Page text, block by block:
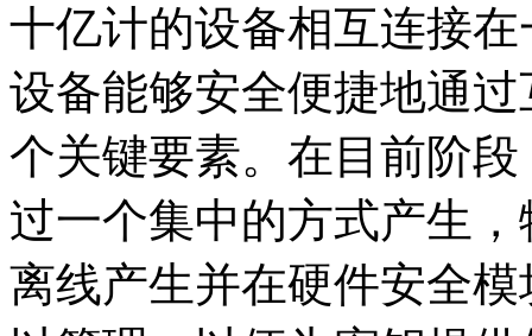
十亿计的设备相互连接
设备能够安全便捷地通
个关键要素。在目前阶
过一个集中的方式产生
离线产生并在硬件安全